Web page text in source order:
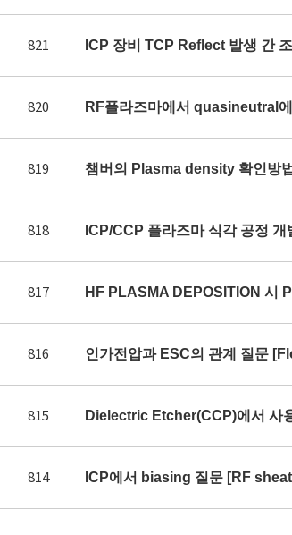
821 ICP 장비 TCP Reflect 발생 간
820 RF플라즈마에서 quasineutral
819 챔버의 Plasma density 확인방
818 ICP/CCP 플라즈마 식각 공정
817 HF PLASMA DEPOSITION 시
816 인가전압과 ESC의 관계 질문
815 Dielectric Etcher(CCP)에서 사
814 ICP에서 biasing 질문 [RF